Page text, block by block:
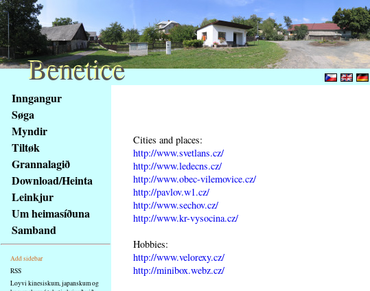
obsah
stránky
Klávesové
zkratky
tomto
webu
základní
Hlavní
strana
Inngangur
Søga
Myndir
Tiltøk
Grannalagið
Download/Heinta
Leinkjur
Um heimasíðuna
Samband
Add sidebar
RSS
Loyvi kinesiskum, japanskum og
Cities and places:
http://www.svetlans.cz/
http://www.ledecns.cz/
http://www.obec-vilemovice.cz/
http://pavlov.w1.cz/
http://www.sechov.cz/
http://www.kr-vysocina.cz/
Hobbies:
http://www.velorexy.cz/
http://minibox.webz.cz/
Benetice
Benetice